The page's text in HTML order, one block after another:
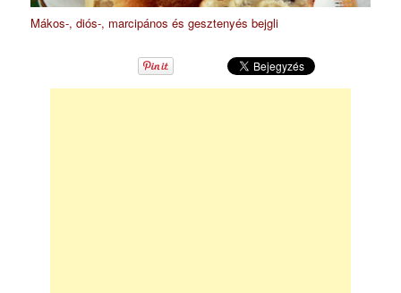
Mákos-, diós-, marcipános és gesztenyés bejgli